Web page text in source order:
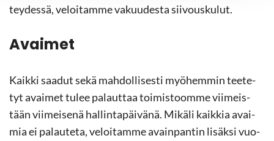
tey­des­sä, ve­loi­tam­me va­kuu­des­ta sii­vous­ku­lut.
Avai­met
Kaik­ki saa­dut sekä mah­dol­li­ses­ti myö­hem­min tee­te­
tyt avai­met tulee pa­laut­taa toi­mis­toom­me vii­meis­
tään vii­mei­se­nä hal­lin­ta­päi­vä­nä. Mi­kä­li kaik­kia avai­
mia ei pa­lau­te­ta, ve­loi­tam­me avain­pan­tin li­säk­si vuo­